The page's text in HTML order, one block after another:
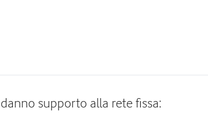
supporto alla rete fissa: